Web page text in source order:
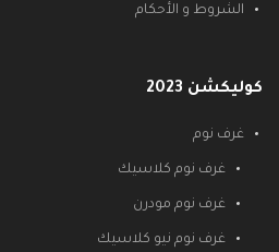
الشروط و الأحكام
كوليكشن 2023
غرف نوم
غرف نوم كلاسيك
غرف نوم مودرن
غرف نوم نيو كلاسيك